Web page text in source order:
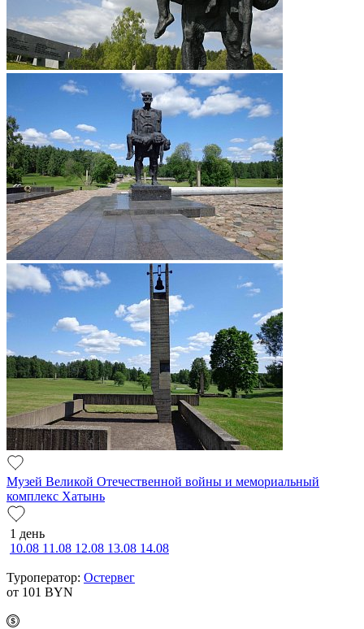
Музей Великой Отечественной войны и мемориальный
комплекс Хатынь
1 день
10.08 11.08 12.08 13.08 14.08
Туроператор: Остервег
от 101 BYN